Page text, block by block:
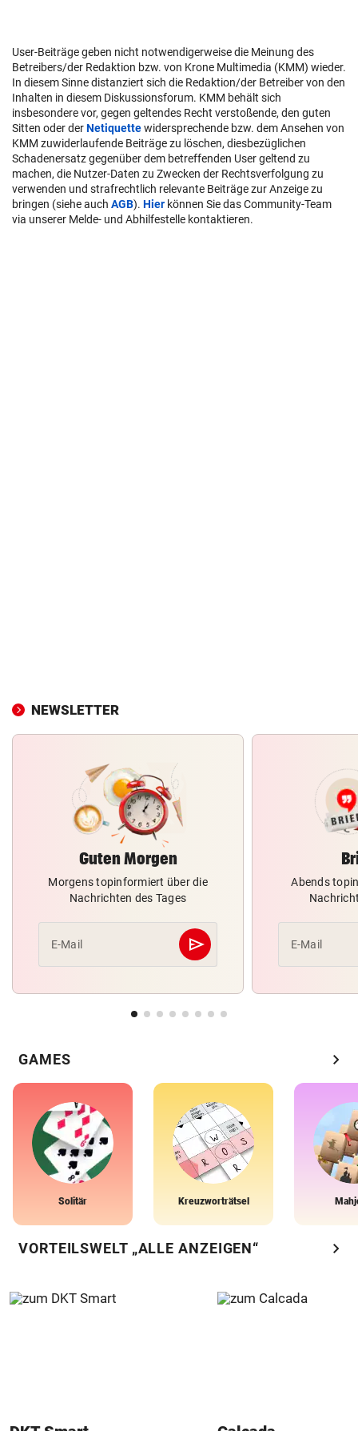
User-Beiträge geben nicht notwendigerweise die Meinung des
Betreibers/der Redaktion bzw. von Krone Multimedia (KMM) wieder.
In diesem Sinne distanziert sich die Redaktion/der Betreiber von den
Inhalten in diesem Diskussionsforum. KMM behält sich
insbesondere vor, gegen geltendes Recht verstoßende, den guten
Sitten oder derNetiquettewidersprechende bzw. dem Ansehen von
KMM zuwiderlaufende Beiträge zu löschen, diesbezüglichen
Schadenersatz gegenüber dem betreffenden User geltend zu
machen, die Nutzer-Daten zu Zwecken der Rechtsverfolgung zu
verwenden und strafrechtlich relevante Beiträge zur Anzeige zu
bringen (siehe auch AGB). Hier können Sie das Community-Team
via unserer Melde- und Abhilfestelle kontaktieren.
NEWSLETTER
Guten Morgen
Morgens topinformiert über die
Nachrichten des Tages
E-Mail send
Abschicken
Abends
E-Mail
GAMES chevron_right
Solitär Kreuzworträtsel
VORTEILSWELT „ALLE ANZEIGEN“ chevron_right